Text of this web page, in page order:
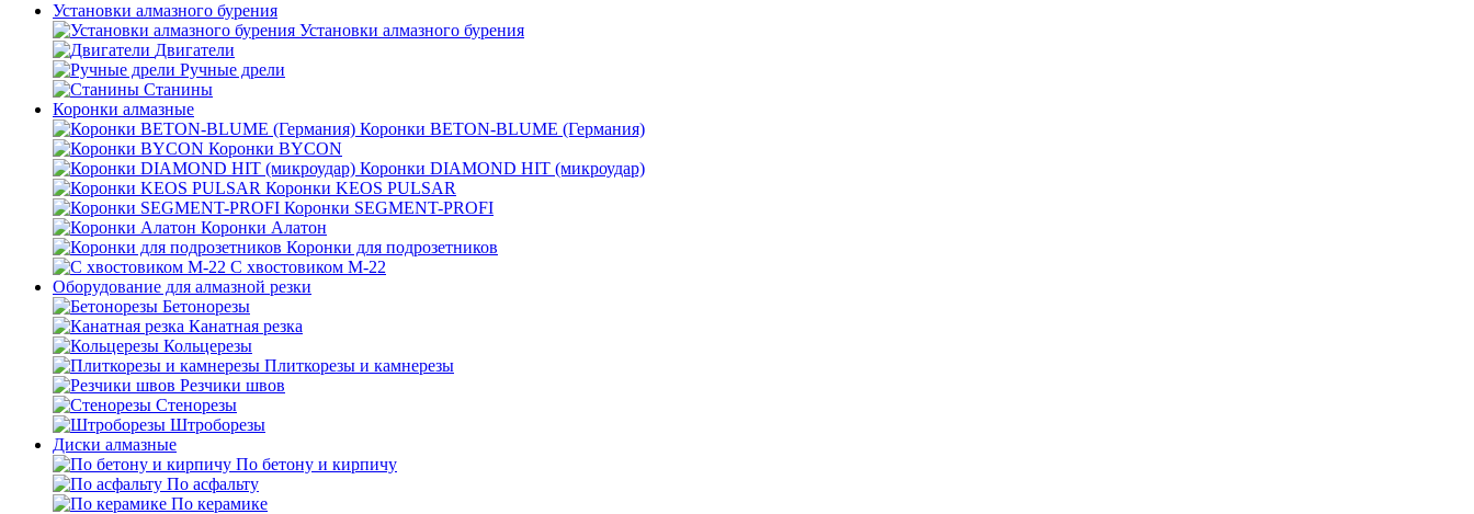
Установки алмазного бурения
Установки алмазного бурения
Двигатели
Ручные дрели
Станины
Коронки алмазные
Коронки BETON-BLUME (Германия)
Коронки BYCON
Коронки DIAMOND HIT (микроудар)
Коронки KEOS PULSAR
Коронки SEGMENT-PROFI
Коронки Алатон
Коронки для подрозетников
С хвостовиком М-22
Оборудование для алмазной резки
Бетонорезы
Канатная резка
Кольцерезы
Плиткорезы и камнерезы
Резчики швов
Стенорезы
Штроборезы
Диски алмазные
По бетону и кирпичу
По асфальту
По керамике